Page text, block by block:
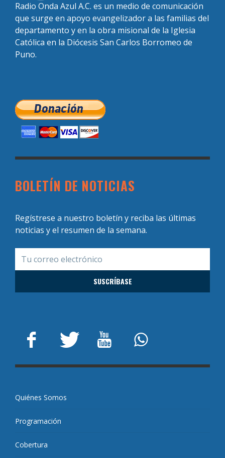
Radio Onda Azul A.C. es un medio de comunicación
que surge en apoyo evangelizador a las familias del
departamento y en la obra misional de la Iglesia
Católica en la Diócesis San Carlos Borromeo de
Puno.
BOLETÍN DE NOTICIAS
Regístrese a nuestro boletín y reciba las últimas
noticias y el resumen de la semana.
Quiénes Somos
Programación
Cobertura